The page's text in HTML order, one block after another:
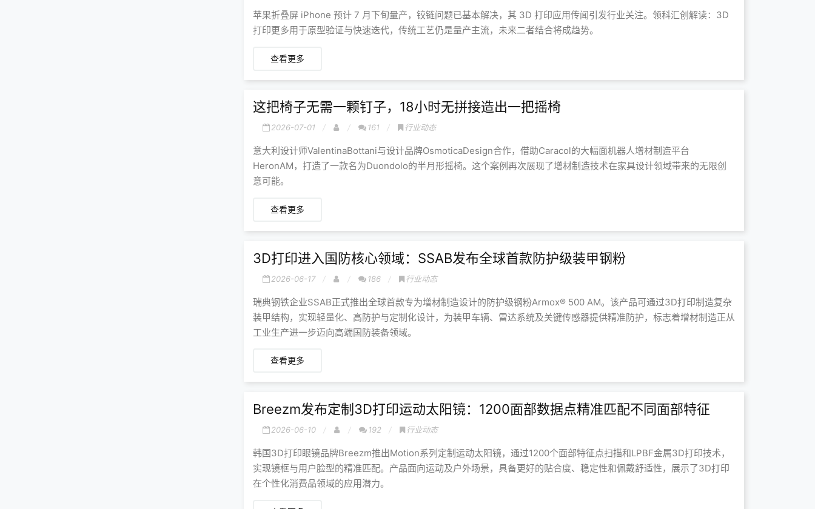
苹果折叠屏 iPhone 预计 7 月下旬量产，铰链问题已基本解决，其 3D 打印应用传闻引发行业关注。领科汇创解读：3D
打印更多用于原型验证与快速迭代，传统工艺仍是量产主流，未来二者结合将成趋势。
查看更多
这把椅子无需一颗钉子，18小时无拼接造出一把摇椅
2026-07-01 161 行业动态
意大利设计师ValentinaBottani与设计品牌OsmoticaDesign合作，借助Caracol的大幅面机器人增材制造平台
HeronAM，打造了一款名为Duondolo的半月形摇椅。这个案例再次展现了增材制造技术在家具设计领域带来的无限创
意可能。
查看更多
3D打印进入国防核心领域：SSAB发布全球首款防护级装甲钢粉
2026-06-17 186 行业动态
瑞典钢铁企业SSAB正式推出全球首款专为增材制造设计的防护级钢粉Armox® 500 AM。该产品可通过3D打印制造复杂
装甲结构，实现轻量化、高防护与定制化设计，为装甲车辆、雷达系统及关键传感器提供精准防护，标志着增材制造正从
工业生产进一步迈向高端国防装备领域。
查看更多
Breezm发布定制3D打印运动太阳镜：1200面部数据点精准匹配不同面部特征
2026-06-10 192 行业动态
韩国3D打印眼镜品牌Breezm推出Motion系列定制运动太阳镜，通过1200个面部特征点扫描和LPBF金属3D打印技术，
实现镜框与用户脸型的精准匹配。产品面向运动及户外场景，具备更好的贴合度、稳定性和佩戴舒适性，展示了3D打印
在个性化消费品领域的应用潜力。